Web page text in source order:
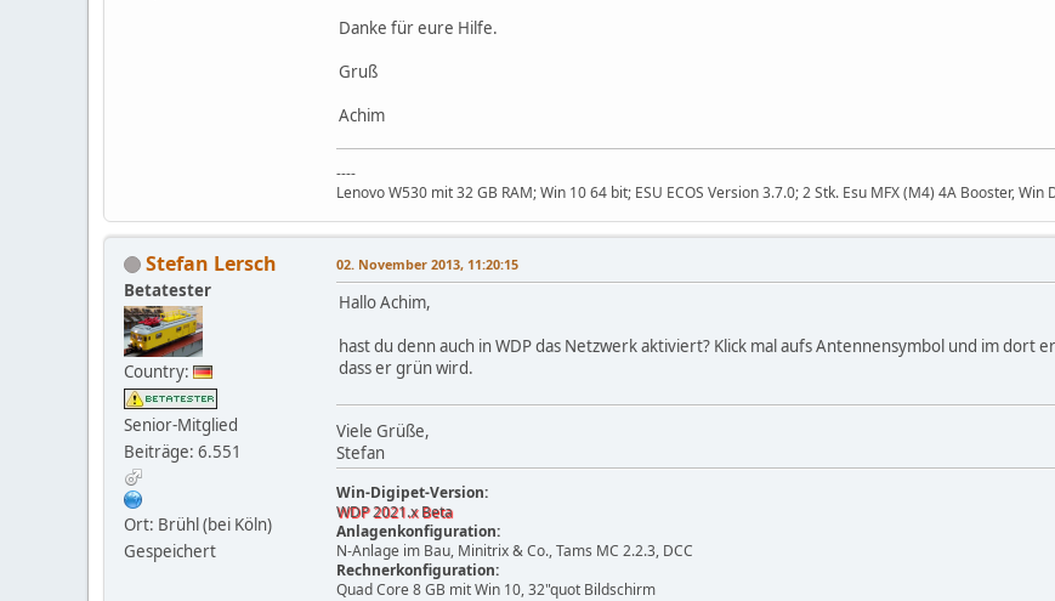
Danke für eure Hilfe.
Gruß
Achim
----
Lenovo W530 mit 32 GB RAM; Win 10 64 bit; ESU ECOS Version 3.7.0; 2 Stk. Esu MFX (M4) 4A Booster,
Stefan Lersch
Betatester
Country:
Senior-Mitglied
Beiträge: 6.551
Ort: Brühl (bei Köln)
Gespeichert
02. November 2013, 11:20:15
Hallo Achim,
hast du denn auch in WDP das Netzwerk aktiviert? Klick mal aufs Antennensymbol und im
dass er grün wird.
Viele Grüße,
Stefan
Win-Digipet-Version:
WDP 2021.x Beta
Anlagenkonfiguration:
N-Anlage im Bau, Minitrix & Co., Tams MC 2.2.3, DCC
Rechnerkonfiguration:
Quad Core 8 GB mit Win 10, 32"quot Bildschirm